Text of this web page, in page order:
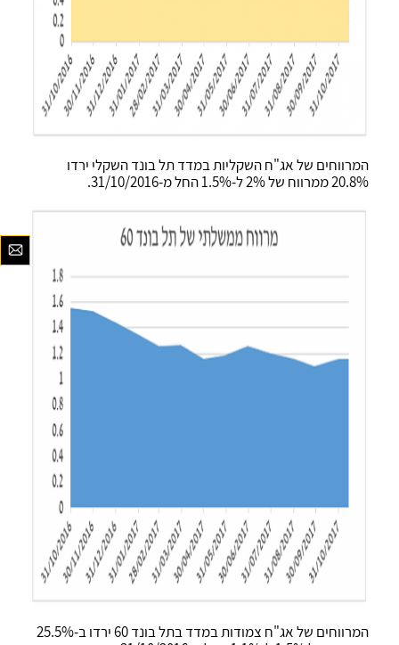
המרווחים של אג"ח השקליות במדד תל בונד השקלי ירדו
20.8% ממרווח של 2% ל-1.5% החל מ-31/10/2016.
המרווחים של אג"ח צמודות במדד בתל בונד 60 ירדו ב-25.5%